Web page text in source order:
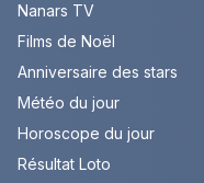
Nanars TV
Films de Noël
Anniversaire des stars
Météo du jour
Horoscope du jour
Résultat Loto